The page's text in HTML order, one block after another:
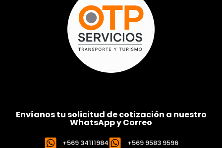
Envíanos tu solicitud de cotización a nuestro
WhatsApp y Correo
+569 34111984 +569 9583 9596